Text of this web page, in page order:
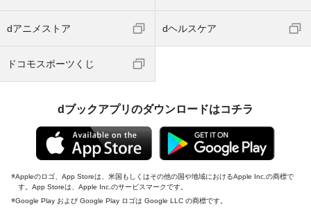
dアニメストア dヘルスケア
ドコモスポーツくじ
dブックアプリのダウンロードはコチラ
Appleのロゴ、App Storeは、米国もしくはその他の国や地域におけるApple Inc.の商標で
す。App Storeは、Apple Inc.のサービスマークです。
Google Play および Google Play ロゴは Google LLC の商標です。